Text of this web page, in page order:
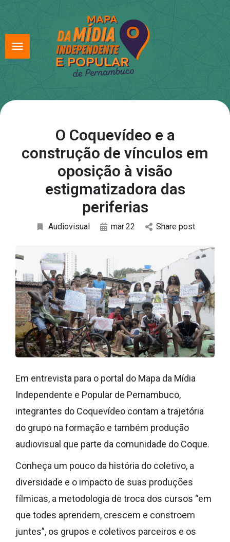
O Coquevídeo e a
construção de vínculos em
oposição à visão
estigmatizadora das
periferias
Audiovisual mar22 Share post
Em entrevista para o portal do Mapa da Mídia
Independente e Popular de Pernambuco,
integrantes do Coquevídeo contam a trajetória
do grupo na formação e também produção
audiovisual que parte da comunidade do Coque.
Conheça um pouco da história do coletivo, a
diversidade e o impacto de suas produções
fílmicas, a metodologia de troca dos cursos “em
que todes aprendem, crescem e constroem
juntes”, os grupos e coletivos parceiros e os